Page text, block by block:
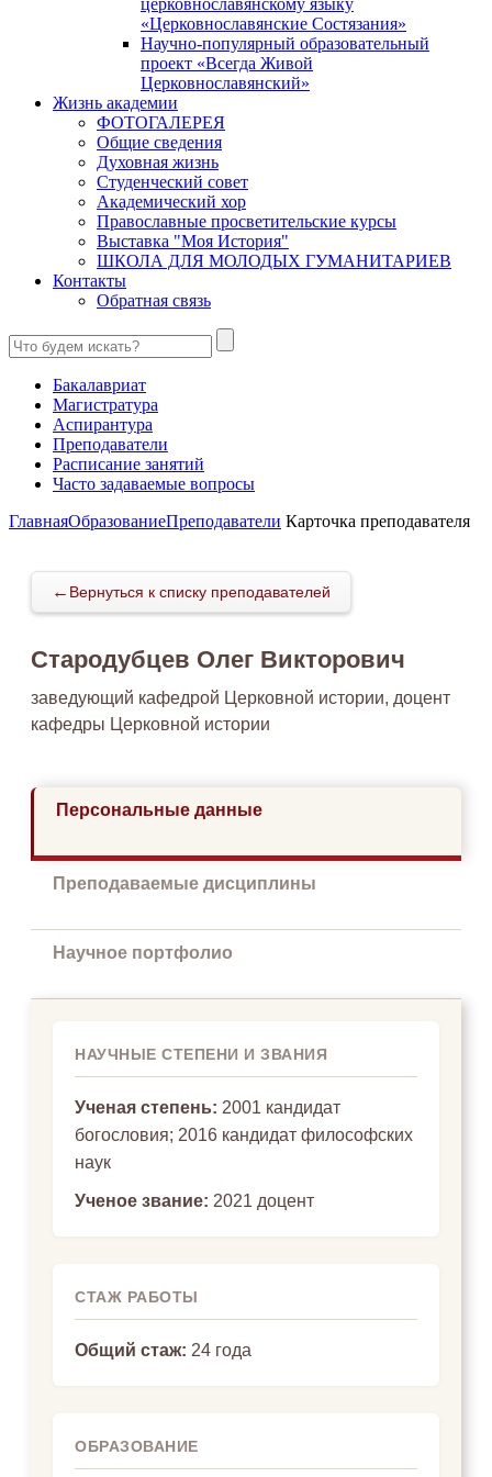
«Церковнославянские Состязания»
Научно-популярный образовательный
проект «Всегда Живой
Церковнославянский»
Жизнь академии
ФОТОГАЛЕРЕЯ
Общие сведения
Духовная жизнь
Студенческий совет
Академический хор
Православные просветительские курсы
Выставка "Моя История"
ШКОЛА ДЛЯ МОЛОДЫХ ГУМАНИТАРИЕВ
Контакты
Обратная связь
Бакалавриат
Магистратура
Аспирантура
Преподаватели
Расписание занятий
Часто задаваемые вопросы
ГлавнаяОбразованиеПреподаватели Карточка преподавателя
← Вернуться к списку преподавателей
Стародубцев Олег Викторович
заведующий кафедрой Церковной истории, доцент
кафедры Церковной истории
Персональные данные
Преподаваемые дисциплины
Научное портфолио
НАУЧНЫЕ СТЕПЕНИ И ЗВАНИЯ
Ученая степень: 2001 кандидат
богословия; 2016 кандидат философских
наук
Ученое звание: 2021 доцент
СТАЖ РАБОТЫ
Общий стаж: 24 года
ОБРАЗОВАНИЕ